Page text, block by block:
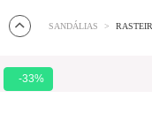
SANDÁLIAS
-33%